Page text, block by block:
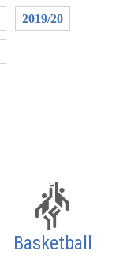
2019/20
Basketball